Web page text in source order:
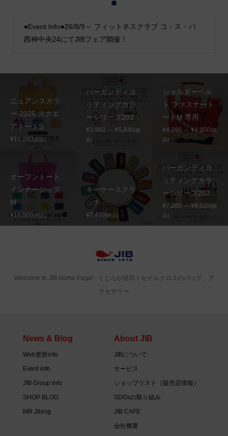
●Event Info●26/8/9～ フィットネスクラブ コ・ス・パ
西神中央24にてJIBフェア開催！
2
ニュアンスカラ
ー 2025 スクエ
アトートS
¥16,280(税込)
バーガンディヨ
ッティングカラ
ーシリーズ202...
¥3,960 ～ ¥5,830(税
込)
ショルダーベル
ト ファスナート
ートM 専用
¥4,290 ～ ¥4,950(税
込)
オープントート
インナージップ
M
¥16,060(税込)
キーケースクラ
ッチ
¥7,480(税込)
バーガンディヨ
ッティングカラ
ーシリーズ202...
¥7,260 ～ ¥9,020(税
込)
Welcome to JIB Home Page! ‐ くじらが目印！セイルクロスのバッグ、ア
クセサリー
News & Blog
Web更新info
Event info
JIB Group info
SHOP BLOG
MR.Jiblog
About JIB
JIBについて
サービス
ショップリスト（販売店情報）
SDGsの取り組み
JIB CAFE
会社概要